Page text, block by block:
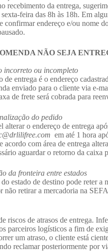
recebimento da entrega,
feira das 8h às 18h. Em
confirmar endereço e/ou nome
NÃO SEJA
incorreto ou incompleto
de entrega é o endereço
enviado para o cliente via e-
de frete será cobrada para
do pedido
alterar o endereço de entrega
em até 1 hora
acordo com área de entrega
aguardar o retorno da
da fronteira entre estados
estado de destino pode reter
não retirar a mercadoria na
riscos de atrasos de entrega.
parceiros logísticos a fim de
um atraso, o cliente está
reclamar posteriormente por